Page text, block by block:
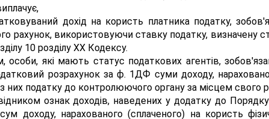
дохід на користь платника податку,
рахунок, використовуючи ставку податку, визначену
10 розділу XX Кодексу.
особи, які мають статус податкових агентів,
розрахунок за ф. 1ДФ суми доходу,
них податку до контролюючого органу за місцем свого
ознак доходів, наведених у додатку до
сум доходу, нарахованого (сплаченого) на користь